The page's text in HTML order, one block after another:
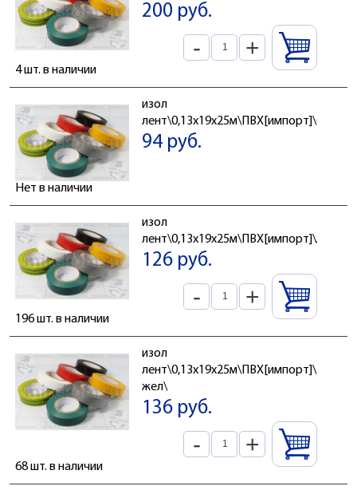
200 руб.
- +
4 шт. в наличии
изол
лент\0,13x19x25м\ПВХ[импорт]\бел\
94 руб.
Нет в наличии
изол
лент\0,13x19x25м\ПВХ[импорт]\жел\
126 руб.
- +
196 шт. в наличии
изол
лент\0,13x19x25м\ПВХ[импорт]\зел/
жел\
136 руб.
- +
68 шт. в наличии